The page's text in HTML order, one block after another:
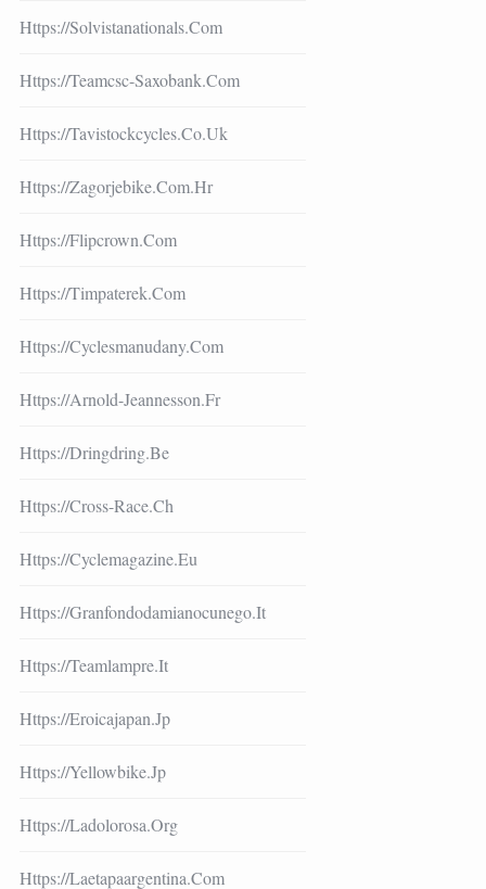
Https://solvistanationals.com
Https://teamcsc-Saxobank.com
Https://tavistockcycles.co.uk
Https://zagorjebike.com.hr
Https://flipcrown.com
Https://timpaterek.com
Https://cyclesmanudany.com
Https://arnold-Jeannesson.fr
Https://dringdring.be
Https://cross-Race.ch
Https://cyclemagazine.eu
Https://granfondodamianocunego.it
Https://teamlampre.it
Https://eroicajapan.jp
Https://yellowbike.jp
Https://ladolorosa.org
Https://laetapaargentina.com